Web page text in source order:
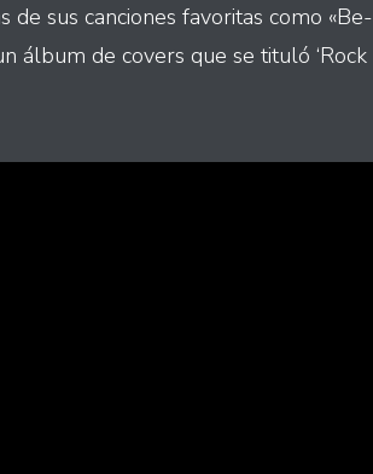
sus canciones favoritas como «Be-
álbum de covers que se tituló ‘Rock